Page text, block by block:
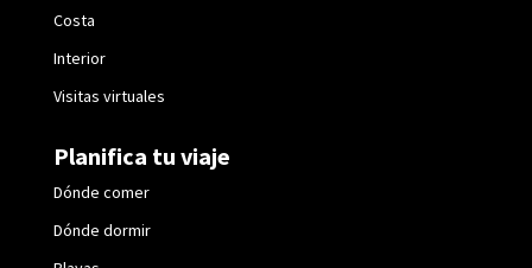
Costa
Interior
Visitas virtuales
Planifica tu viaje
Dónde comer
Dónde dormir